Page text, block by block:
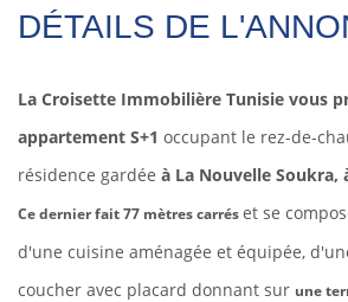
DÉTAILS DE
La Croisette Immobilière Tunisie vous
appartement S+1 occupant le rez-de-
résidence gardée à La Nouvelle Soukra,
Ce dernier fait 77 mètres carréset se
d'une cuisine aménagée et équipée,
coucher avec placard donnant sur une